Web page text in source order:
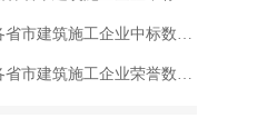
2026年上半年全国各省市建筑施工企业中标数量排行榜
2026年上半年全国各省市建筑施工企业荣誉数量排行榜